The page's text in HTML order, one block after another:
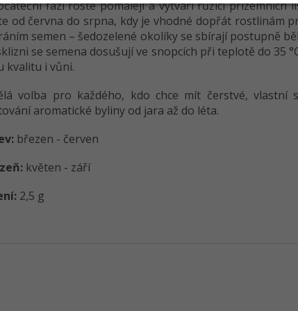
fázi roste pomaleji a vytváří růžici přízemních
od června do srpna, kdy je vhodné dopřát rostlinám
semen – šedozelené okolíky se sbírají postupně
se semena dosušují ve snopcích při teplotě do 35
kvalitu i vůni.
volba pro každého, kdo chce mít čerstvé,
aromatické byliny od jara až do léta.
březen - červen
květen - září
2,5 g